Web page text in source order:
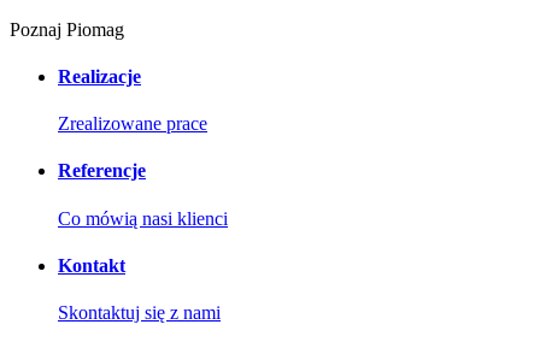
Poznaj Piomag
Realizacje
Zrealizowane prace
Referencje
Co mówią nasi klienci
Kontakt
Skontaktuj się z nami